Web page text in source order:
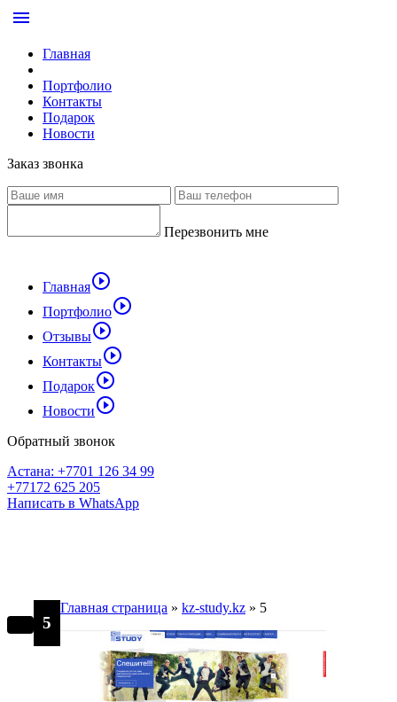
menu
Главная
Портфолио
Контакты
Подарок
Новости
Заказ звонка
Перезвонить мне
Главнаяplay_circle_outline
Портфолиоplay_circle_outline
Отзывыplay_circle_outline
Контактыplay_circle_outline
Подарокplay_circle_outline
Новостиplay_circle_outline
Обратный звонок
Астана: +7701 126 34 99
+77172 625 205
Написать в WhatsApp
5
Главная страница » kz-study.kz » 5